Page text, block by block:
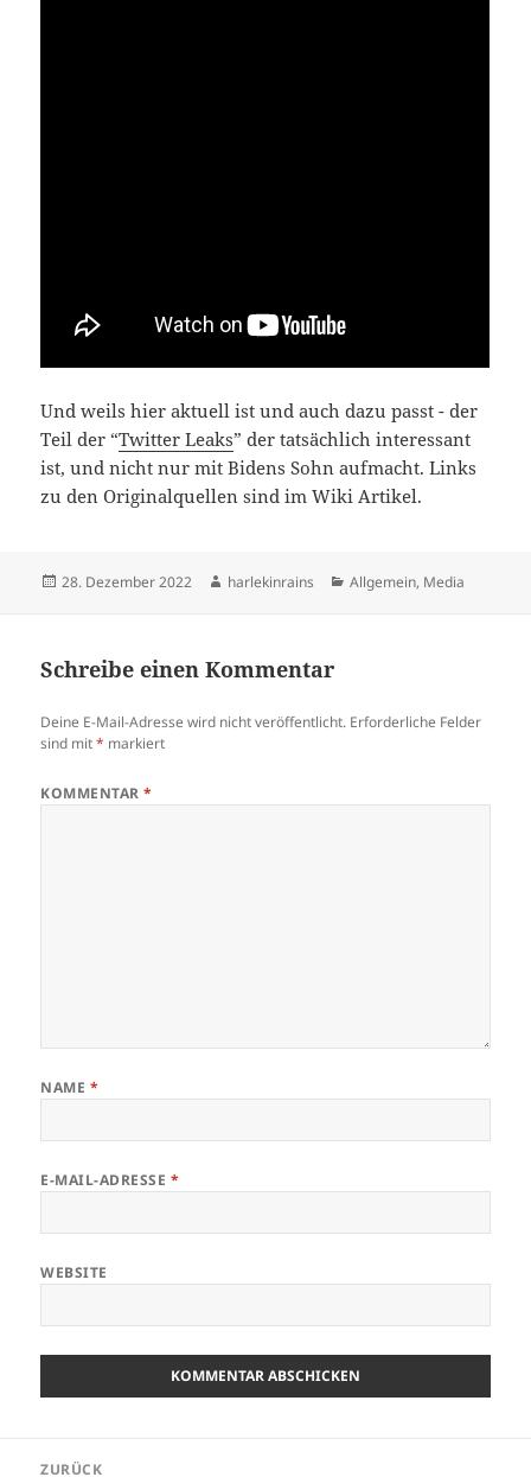
Und weils hier aktu­ell ist und auch dazu passt - der
Teil der “Twit­ter Leaks” der tat­säch­lich inter­es­sant
ist, und nicht nur mit Bidens Sohn auf­macht. Links
zu den Ori­gi­nal­quel­len sind im Wiki Artikel.
Veröffentlicht
28. Dezember 2022 Autor
harlekinrains Kategorien
Allgemein, Media
Schreibe einen Kommentar
Deine E-Mail-Adresse wird nicht veröffentlicht. Erforderliche Felder
sind mit* markiert
KOMMENTAR*
NAME *
E-MAIL-ADRESSE *
WEBSITE
ZURÜCK